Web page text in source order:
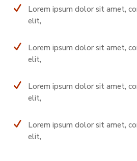
N
Lorem ipsum dolor sit amet,
elit,
N
Lorem ipsum dolor sit amet,
elit,
N
Lorem ipsum dolor sit amet,
elit,
N
Lorem ipsum dolor sit amet,
elit,